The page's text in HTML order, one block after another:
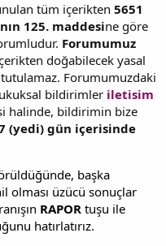
tüm içerikten 5651
125. maddesine göre
Forumumuz
doğabilecek yasal
Forumumuzdaki
bildirimler iletisim
halinde, bildirimin bize
(yedi) gün içerisinde
başka
olması üzücü sonuçlar
RAPOR tuşu ile
hatırlatırız.